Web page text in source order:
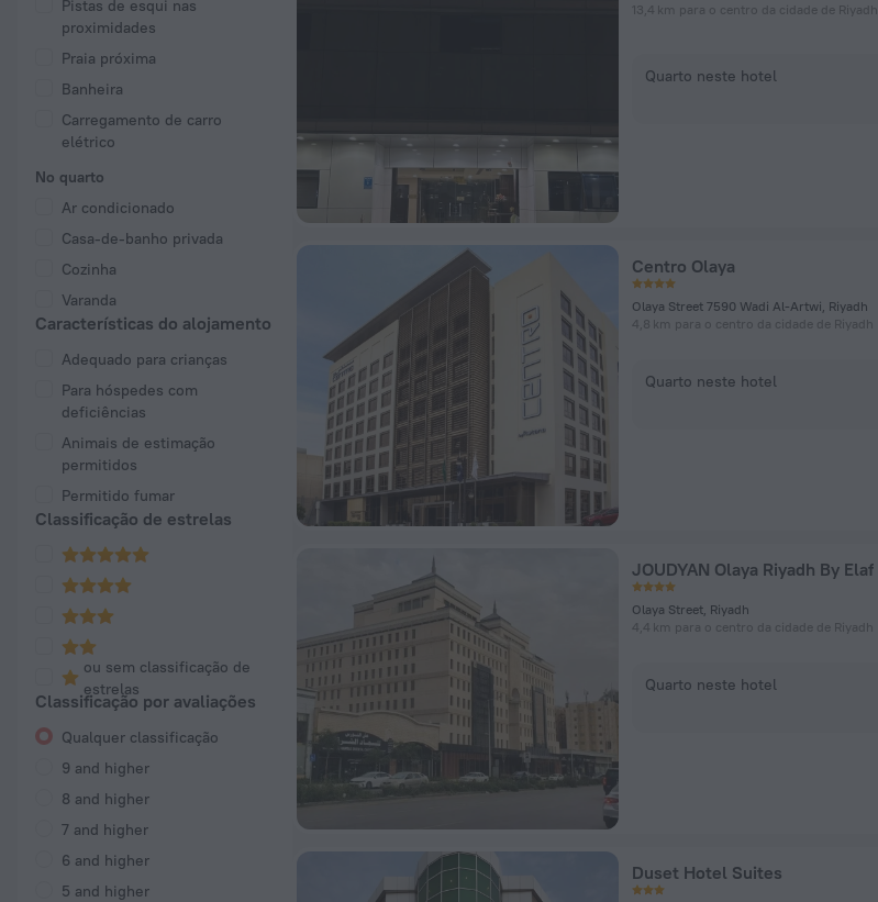
Pistas de esqui nas
proximidades
Praia próxima
Banheira
Carregamento de carro
elétrico
No quarto
Ar condicionado
Casa-de-banho privada
Cozinha
Varanda
Características do alojamento
Adequado para crianças
Para hóspedes com
deficiências
Animais de estimação
permitidos
Permitido fumar
Classificação de estrelas
ou sem classificação de
estrelas
Classificação por avaliações
Qualquer classificação
9 and higher
8 and higher
7 and higher
6 and higher
5 and higher
13,4 km para o centro da cidade de Riyadh
Quarto neste hotel
Centro Olaya
Olaya Street 7590 Wadi Al-Artwi, Riyadh
4,8 km para o centro da cidade de Riyadh
Quarto neste hotel
JOUDYAN Olaya Riyadh By Elaf
Olaya Street, Riyadh
4,4 km para o centro da cidade de Riyadh
Quarto neste hotel
Duset Hotel Suites